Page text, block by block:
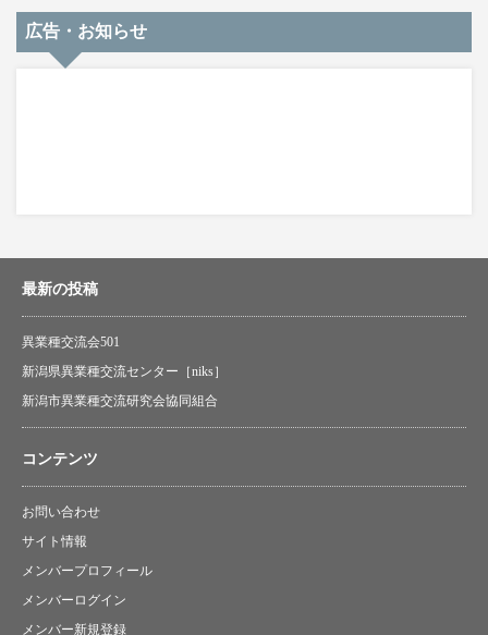
広告・お知らせ
最新の投稿
異業種交流会501
新潟県異業種交流センター［niks］
新潟市異業種交流研究会協同組合
コンテンツ
お問い合わせ
サイト情報
メンバープロフィール
メンバーログイン
メンバー新規登録